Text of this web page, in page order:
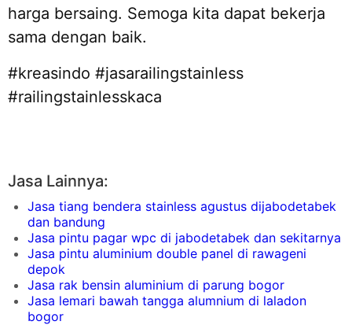
harga bersaing. Semoga kita dapat bekerja
sama dengan baik.
#kreasindo #jasarailingstainless
#railingstainlesskaca
Jasa Lainnya:
Jasa tiang bendera stainless agustus dijabodetabek
dan bandung
Jasa pintu pagar wpc di jabodetabek dan sekitarnya
Jasa pintu aluminium double panel di rawageni
depok
Jasa rak bensin aluminium di parung bogor
Jasa lemari bawah tangga alumnium di laladon
bogor